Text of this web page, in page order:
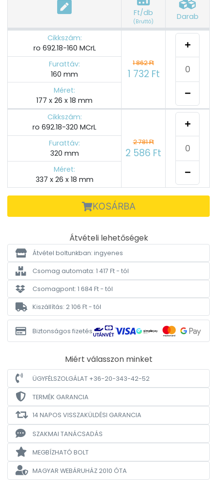
Ft/db
(Bruttó)
Darab
Cikkszám:
ro 692.18-160 MCrL
1 862 Ft
1 732 Ft
Furattáv:
160 mm
Méret:
177 x 26 x 18 mm
Cikkszám:
ro 692.18-320 MCrL
2 781 Ft
2 586 Ft
Furattáv:
320 mm
Méret:
337 x 26 x 18 mm
KOSÁRBA
Átvételi lehetőségek
Átvétel boltunkban: ingyenes
Csomag automata: 1 417 Ft - tól
Csomagpont: 1 684 Ft - tól
Kiszállítás: 2 106 Ft - tól
Biztonságos fizetés
Miért válasszon minket
ÜGYFÉLSZOLGÁLAT +36-20-343-42-52
TERMÉK GARANCIA
14 NAPOS VISSZAKÜLDÉSI GARANCIA
SZAKMAI TANÁCSADÁS
MEGBÍZHATÓ BOLT
MAGYAR WEBÁRUHÁZ2010 ÓTA